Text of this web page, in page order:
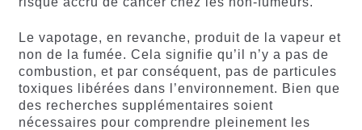
Le vapotage, en revanche, produit de la vapeur et
non de la fumée. Cela signifie qu’il n’y a pas de
combustion, et par conséquent, pas de particules
toxiques libérées dans l’environnement. Bien que
des recherches supplémentaires soient
nécessaires pour comprendre pleinement les